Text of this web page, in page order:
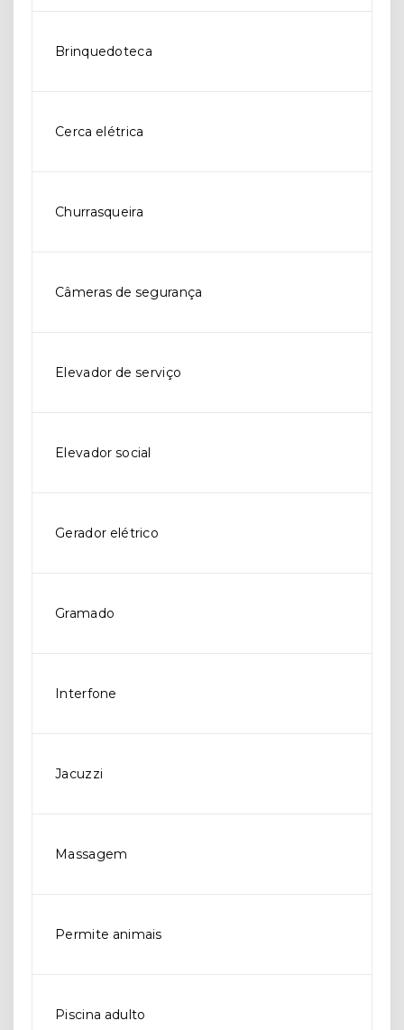
Brinquedoteca
Cerca elétrica
Churrasqueira
Câmeras de segurança
Elevador de serviço
Elevador social
Gerador elétrico
Gramado
Interfone
Jacuzzi
Massagem
Permite animais
Piscina adulto